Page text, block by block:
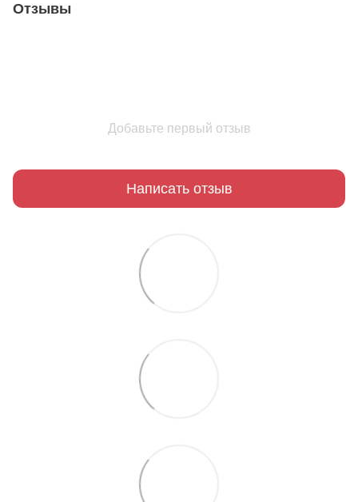
Отзывы
Добавьте первый отзыв
Написать отзыв